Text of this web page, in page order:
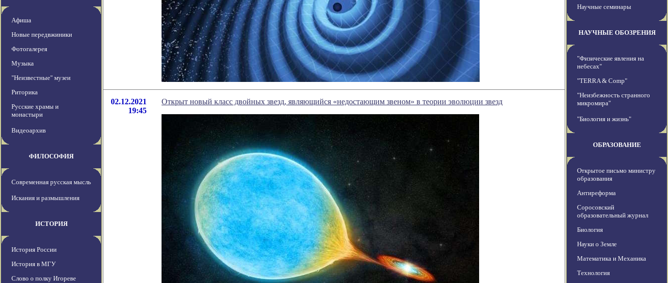
Афиша
Новые передвжиники
Фотогалерея
Музыка
"Неизвестные" музеи
Риторика
Русские храмы и
монастыри
Видеоархив
ФИЛОСОФИЯ
Современная русская мысль
Искания и размышления
ИСТОРИЯ
История России
История в МГУ
Слово о полку Игореве
02.12.2021
19:45
Открыт новый класс двойных звезд, являющийся «недостающим звеном» в теории эволюции звезд
Научные семинары
НАУЧНЫЕ ОБОЗРЕНИЯ
"Физические явления на
небесах"
"TERRA & Comp"
"Неизбежность странного
микромира"
"Биология и жизнь"
ОБРАЗОВАНИЕ
Открытое письмо министру
образования
Антиреформа
Соросовский
образовательный журнал
Биология
Науки о Земле
Математика и Механика
Технология